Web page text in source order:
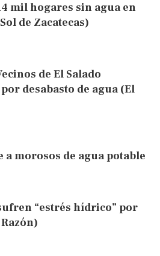
mil hogares sin agua en
de Zacatecas)
de El Salado
desabasto de agua (El
a morosos de agua potable
“estrés hídrico” por